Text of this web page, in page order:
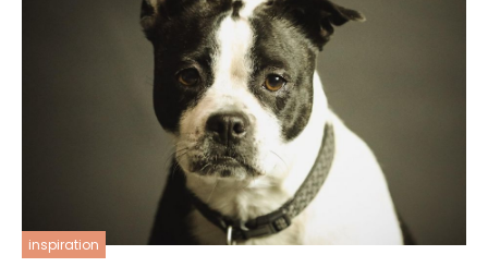
inspiration